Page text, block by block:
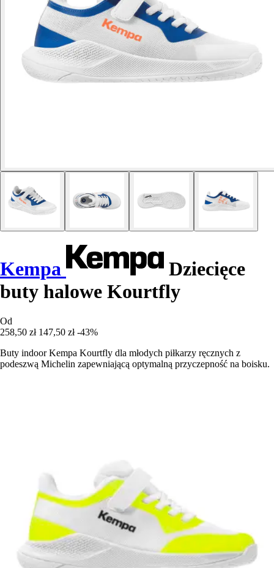
Kempa
Dziecięce
buty halowe Kourtfly
Od
258,50 zł 147,50 zł -43%
Buty indoor Kempa Kourtfly dla młodych piłkarzy ręcznych z
podeszwą Michelin zapewniającą optymalną przyczepność na boisku.